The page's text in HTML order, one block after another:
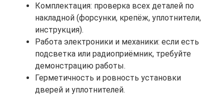
Комплектация: проверка всех деталей по
накладной (форсунки, крепёж, уплотнители,
инструкция).
Работа электроники и механики: если есть
подсветка или радиоприёмник, требуйте
демонстрацию работы.
Герметичность и ровность установки
дверей и уплотнителей.